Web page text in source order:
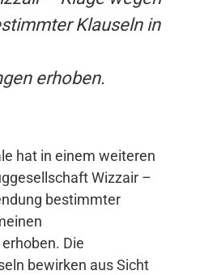
Klauseln in
erhoben.
hat in einem weiteren
Wizzair –
bestimmter
Die
bewirken aus Sicht